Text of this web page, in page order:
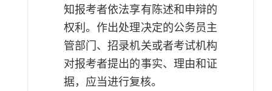
知报考者依法享有陈述和申辩的
权利。作出处理决定的公务员主
管部门、招录机关或者考试机构
对报考者提出的事实、理由和证
据，应当进行复核。